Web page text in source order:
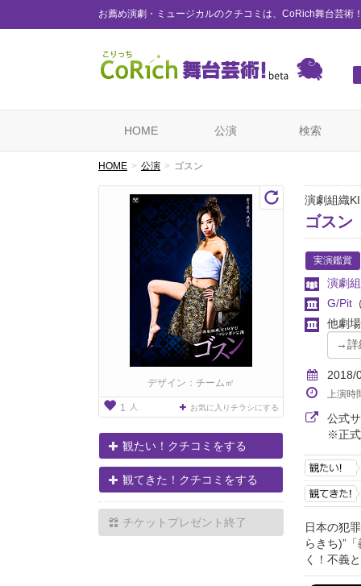
お薦め演劇・ミュージカルのクチコミは、CoRich舞台芸術
HOME 公演 検索
HOME 公演 ゴスン
デザイン：チーム㎡
1 人 お気に入りチラシにする
観たい！クチコミをする
観てきた！クチコミをする
チケットプレゼント終了
演劇組織
ゴスン
実演鑑賞
演劇
G/Pit
他劇
2018/
上演時
公式
※正式
日本の犯
らきち)”
く！不義